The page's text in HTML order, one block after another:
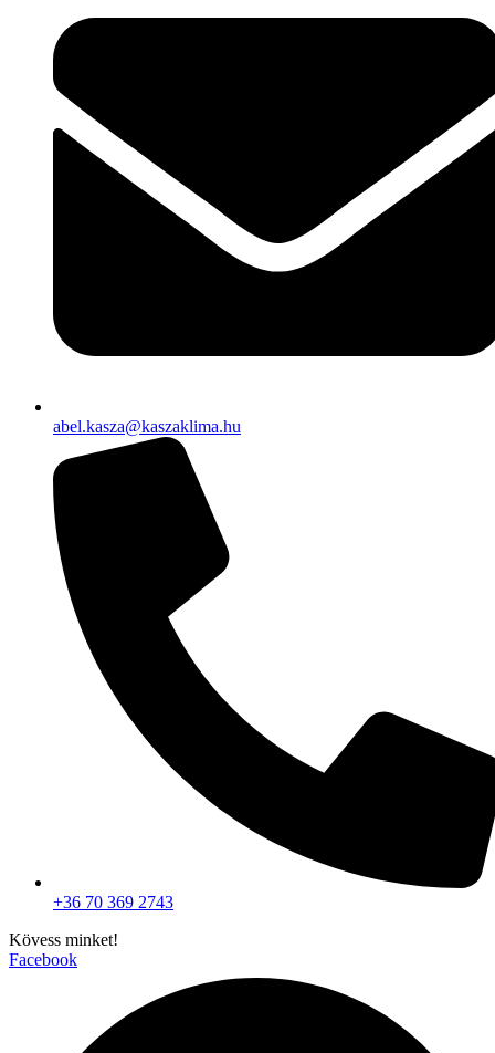
abel.kasza@kaszaklima.hu
+36 70 369 2743
Kövess minket!
Facebook